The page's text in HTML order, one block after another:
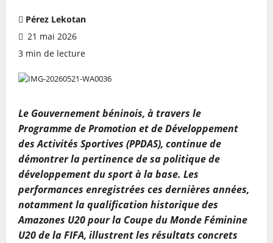
Pérez Lekotan
21 mai 2026
3 min de lecture
Le Gouvernement béninois, à travers le
Programme de Promotion et de Développement
des Activités Sportives (PPDAS), continue de
démontrer la pertinence de sa politique de
développement du sport à la base. Les
performances enregistrées ces dernières années,
notamment la qualification historique des
Amazones U20 pour la Coupe du Monde Féminine
U20 de la FIFA, illustrent les résultats concrets